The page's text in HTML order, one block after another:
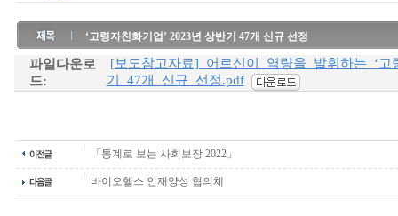
‘고령자친화기업’ 2023년 상반기 47개 신규 선정
파일다운로
드:
[보도참고자료]_어르신이_역량을_발휘하는_‘고
기_47개_신규_선정.pdf
「통계로 보는 사회보장 2022」
바이오헬스 인재양성 협의체